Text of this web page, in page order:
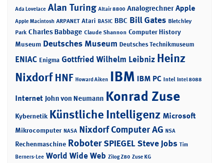
Ada Lovelace Alan Turing Altair 8800 Analogrechner Apple
Apple Macintosh ARPANET Atari BASIC BBC Bill Gates Bletchley
Park Charles Babbage Claude Shannon Computer History
Museum Deutsches Museum Deutsches Technikmuseum
ENIAC Enigma Gottfried Wilhelm Leibniz Heinz
NixdorfHNF Howard Aiken IBM IBM PC Intel Intel 8088
Internet John von Neumann Konrad Zuse
Kybernetik Künstliche Intelligenz Microsoft
Mikrocomputer NASA Nixdorf Computer AG NSA
Rechenmaschine RoboterSPIEGELSteve Jobs Tim
Berners-Lee World Wide Web Zilog Z80 Zuse KG